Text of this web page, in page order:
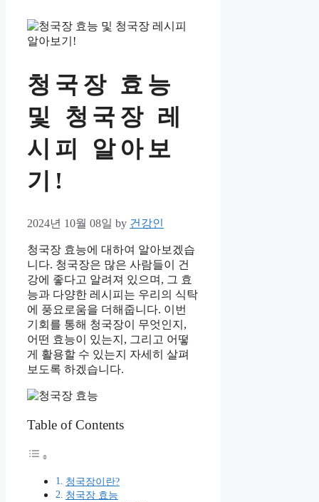
청국장 효능
및 청국장 레
시피 알아보
기!
2024년 10월 08일 by 건강인
청국장 효능에 대하여 알아보겠습
니다. 청국장은 많은 사람들이 건
강에 좋다고 알려져 있으며, 그 효
능과 다양한 레시피는 우리의 식탁
에 풍요로움을 더해줍니다. 이번
기회를 통해 청국장이 무엇인지,
어떤 효능이 있는지, 그리고 어떻
게 활용할 수 있는지 자세히 살펴
보도록 하겠습니다.
Table of Contents
청국장이란?
청국장 효능